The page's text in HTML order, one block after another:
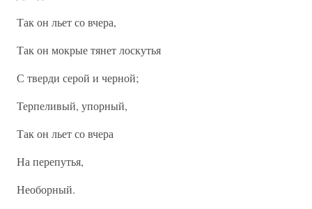
Так он льет со вчера,
Так он мокрые тянет лоскутья
С тверди серой и черной;
Терпеливый, упорный,
Так он льет со вчера
На перепутья,
Необорный.